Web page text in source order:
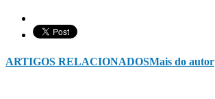
ARTIGOS RELACIONADOSMais do autor